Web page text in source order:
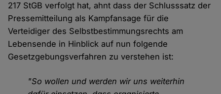
217 StGB verfolgt hat, ahnt dass der Schlusssatz der
Pressemitteilung als Kampfansage für die
Verteidiger des Selbstbestimmungsrechts am
Lebensende in Hinblick auf nun folgende
Gesetzgebungsverfahren zu verstehen ist:
"So wollen und werden wir uns weiterhin